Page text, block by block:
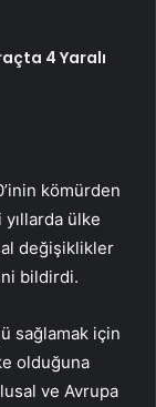
4 Yaralı
kömürden
ülke
değişiklikler
bildirdi.
sağlamak için
olduğuna
ve Avrupa